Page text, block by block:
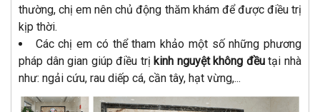
thường, chị em nên chủ động thăm khám để được điều trị
kịp thời.
Các chị em có thể tham khảo một số những phương
pháp dân gian giúp điều trịkinh nguyệt không đềutại nhà
như: ngải cứu, rau diếp cá, cần tây, hạt vừng,...